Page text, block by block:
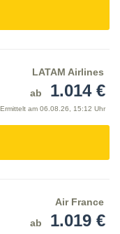
LATAM Airlines
ab
1.014 €
Ermittelt am 06.08.26, 15:12 Uhr
Air France
ab
1.019 €